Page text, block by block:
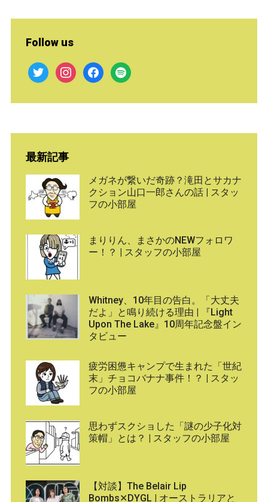
Follow us
twitter instagramfacebook
spotify
最新記事
メガネが繋いだ奇跡？滝田とサカナ
クション山口一郎さんの話 | スタッ
フの小部屋
まりりん、まさかのNEWフォロワ
ー！？ | スタッフの小部屋
Whitney、10年目の告白。「大丈夫
だよ」と鳴り続ける理由 | 『Light
Upon The Lake』10周年記念盤イン
タビュー
疲労困憊キャンプで生まれた「世紀
末」チョコバナナ事件！？ | スタッ
フの小部屋
思わずスクショした「謎の少子化対
策帽」とは？ | スタッフの小部屋
【対談】The Belair Lip
Bombs✕DYGL | オーストラリアと